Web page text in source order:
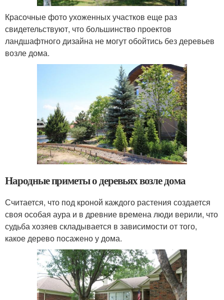
Красочные фото ухоженных участков еще раз
свидетельствуют, что большинство проектов
ландшафтного дизайна не могут обойтись без деревьев
возле дома.
Народные приметы о деревьях возле дома
Считается, что под кроной каждого растения создается
своя особая аура и в древние времена люди верили, что
судьба хозяев складывается в зависимости от того,
какое дерево посажено у дома.